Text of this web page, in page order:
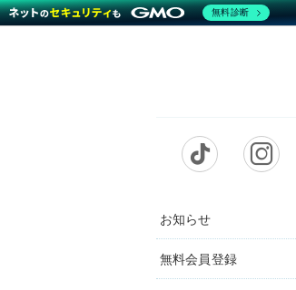
お知らせ
無料会員登録
無料診断